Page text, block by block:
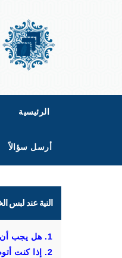
الرئيسية
أرسل سؤالاً
النية عند لبس
1. هل يجب أن أنوي شيئًا عند لبس الخفِّ ليصحَّ المسح عليهما؟
2. إذا كنت أتوضَّأ ثم نويتُ أن أعمل رياءً عملًا غير الوضوء، هل يبطل وضوئي؟